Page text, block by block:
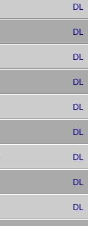
DL
DL
DL
DL
DL
DL
DL
DL
DL